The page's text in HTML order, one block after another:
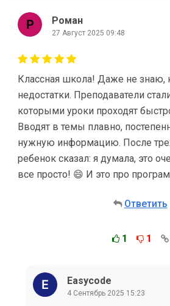
Роман
27 Август 2025 09:48
Классная школа! Даже не знаю,
недостатки. Преподаватели
которыми уроки проходят
Вводят в темы плавно,
нужную информацию. После
ребенок сказал: я думала, это
все просто! 😄 И это про
Ответить
1 1
Easycode
4 Сентябрь 2025 15:23